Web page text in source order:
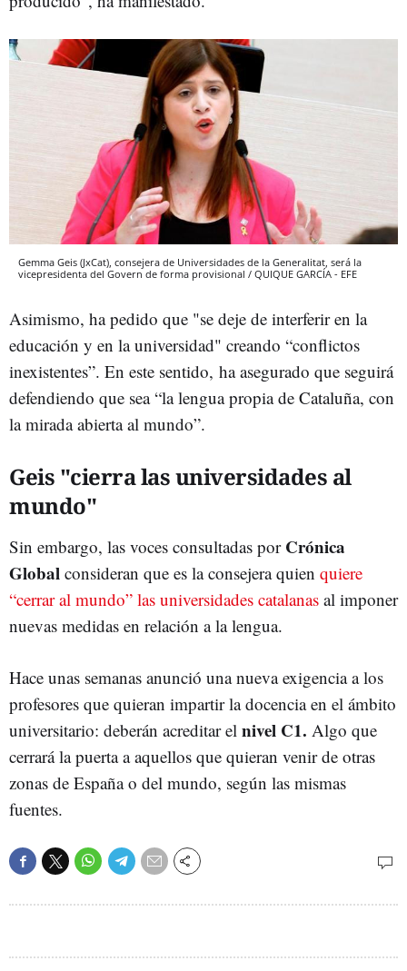
Gemma Geis (JxCat), consejera de Universidades de la Generalitat, será la
vicepresidenta del Govern de forma provisional / QUIQUE GARCÍA - EFE
Asimismo, ha pedido que "se deje de interferir en la
educación y en la universidad" creando “conflictos
inexistentes”. En este sentido, ha asegurado que seguirá
defendiendo que sea “la lengua propia de Cataluña, con
la mirada abierta al mundo”.
Geis "cierra las universidades al
mundo"
Sin embargo, las voces consultadas por Crónica
Global consideran que es la consejera quien quiere
“cerrar al mundo” las universidades catalanas al imponer
nuevas medidas en relación a la lengua.
Hace unas semanas anunció una nueva exigencia a los
profesores que quieran impartir la docencia en el ámbito
universitario: deberán acreditar el nivel C1. Algo que
cerrará la puerta a aquellos que quieran venir de otras
zonas de España o del mundo, según las mismas
fuentes.